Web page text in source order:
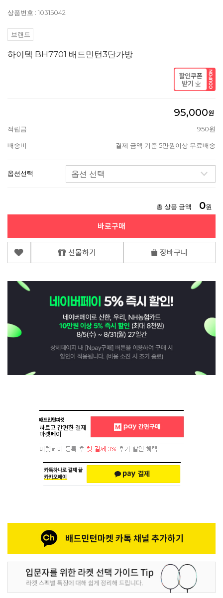
상품번호 : 10315042
브랜드
하이텍 BH7701 배드민턴3단가방
95,000원
적립금
950원
배송비 결제 금액 기준 5만원이상 무료배송
옵션선택
총 상품 금액 0원
바로구매
선물하기 장바구니